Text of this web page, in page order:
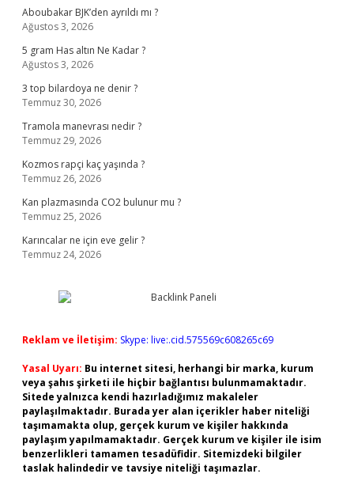
Aboubakar BJK’den ayrıldı mı ?
Ağustos 3, 2026
5 gram Has altın Ne Kadar ?
Ağustos 3, 2026
3 top bilardoya ne denir ?
Temmuz 30, 2026
Tramola manevrası nedir ?
Temmuz 29, 2026
Kozmos rapçi kaç yaşında ?
Temmuz 26, 2026
Kan plazmasında CO2 bulunur mu ?
Temmuz 25, 2026
Karıncalar ne için eve gelir ?
Temmuz 24, 2026
Reklam ve İletişim: Skype: live:.cid.575569c608265c69
Yasal Uyarı: Bu internet sitesi, herhangi bir marka, kurum
veya şahıs şirketi ile hiçbir bağlantısı bulunmamaktadır.
Sitede yalnızca kendi hazırladığımız makaleler
paylaşılmaktadır. Burada yer alan içerikler haber niteliği
taşımamakta olup, gerçek kurum ve kişiler hakkında
paylaşım yapılmamaktadır. Gerçek kurum ve kişiler ile isim
benzerlikleri tamamen tesadüfidir. Sitemizdeki bilgiler
taslak halindedir ve tavsiye niteliği taşımazlar.